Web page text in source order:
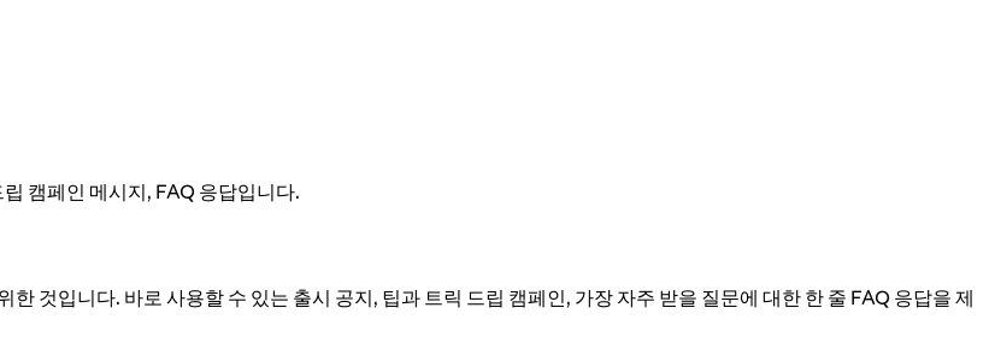
캠페인 메시지, FAQ 응답입니다.
것입니다. 바로 사용할 수 있는 출시 공지, 팁과 트릭 드립 캠페인, 가장 자주 받을 질문에 대한 한 줄 FAQ 응답을 제